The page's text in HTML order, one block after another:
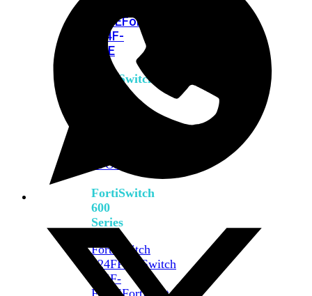
FPOEFortiSwitchRugged
424F-
POE
FortiSwitch
FPOE
FortiSwitch
600
Series
FortiSwitch
624FFortiSwitch
624F-
FPOEFortiSwitch